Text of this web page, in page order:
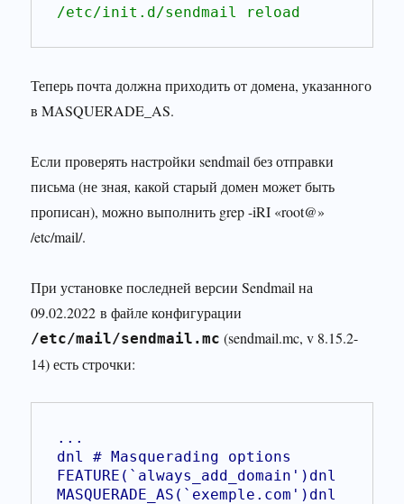
/etc/init.d/sendmail reload
Теперь почта должна приходить от домена, указанного
в MASQUERADE_AS.
Если проверять настройки sendmail без отправки
письма (не зная, какой старый домен может быть
прописан), можно выполнить grep -iRI «root@»
/etc/mail/.
При установке последней версииSendmail на
09.02.2022 в файле конфигурации
/etc/mail/sendmail.mc (sendmail.mc, v 8.15.2-
14) есть строчки:
...
dnl # Masquerading options
FEATURE(`always_add_domain')dnl
MASQUERADE_AS(`exemple.com')dnl